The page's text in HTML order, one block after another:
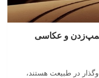
کمپ‌زدن و عکاسی
در طبیعت هستند،